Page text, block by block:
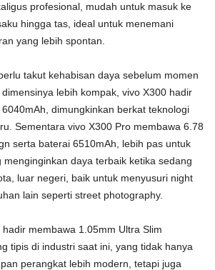
profesional, mudah untuk masuk ke
hingga tas, ideal untuk menemani
yang lebih spontan.
takut kehabisan daya sebelum momen
lebih kompak, vivo X300 hadir
dimungkinkan berkat teknologi
Sementara vivo X300 Pro membawa 6.78
serta baterai 6510mAh, lebih pas untuk
menginginkan daya terbaik ketika sedang
luar negeri, baik untuk menyusuri night
lain seperti street photography.
membawa 1.05mm Ultra Slim
tipis di industri saat ini, yang tidak hanya
perangkat lebih modern, tetapi juga